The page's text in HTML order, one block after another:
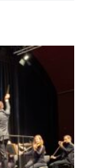
bei der